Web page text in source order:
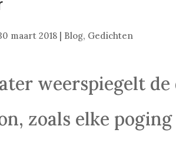
maart 2018 | Blog, Gedichten
weerspiegelt de
zoals elke